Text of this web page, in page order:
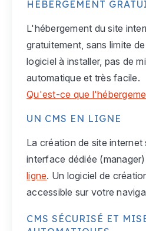
HÉBÉRGEMENT
L'hébergement du site
gratuitement, sans limite
logiciel à installer, pas de
automatique et très facile.
Qu'est-ce que
UN CMS EN LIGNE
La création de site internet
interface dédiée
ligne. Un logiciel de
accessible sur votre
CMS SÉCURISÉ ET